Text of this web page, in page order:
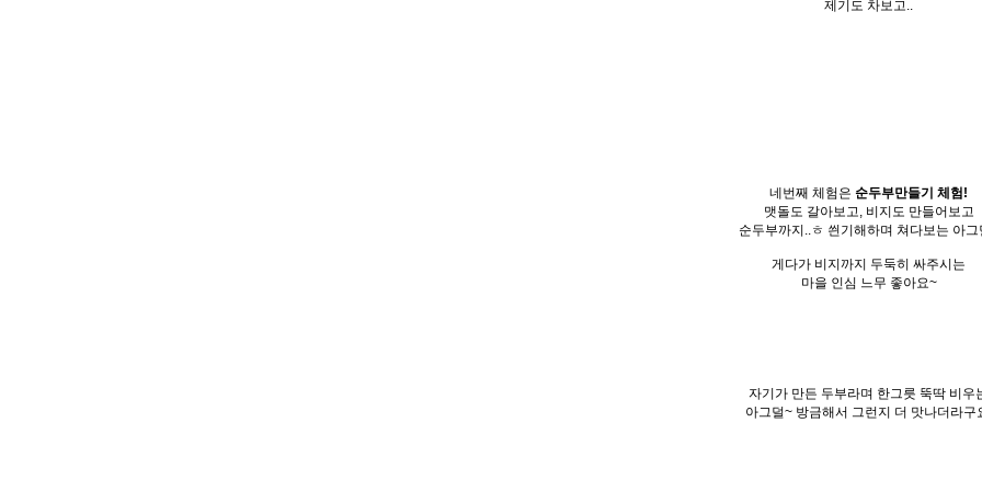
제기도 차보고..
네번째 체험은 순두부만들기 체험!
맷돌도 갈아보고, 비지도 만들어보고
순두부까지..ㅎ 씐기해하며 쳐다보는 아그
게다가 비지까지 두둑히 싸주시는
마을 인심 느무 좋아요~
자기가 만든 두부라며 한그릇 뚝딱 비우
아그덜~ 방금해서 그런지 더 맛나더라구